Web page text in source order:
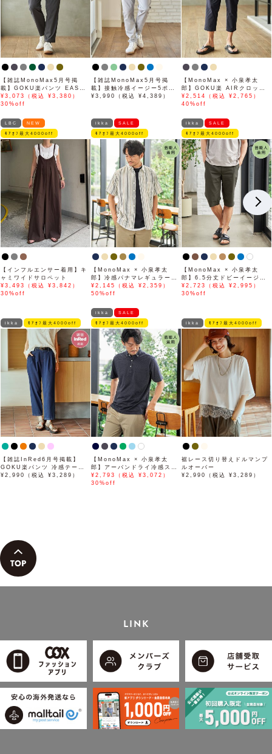
【雑誌MonoMax5月号掲
載】GOKU楽パンツ EASY
STRETCH 冷感アンクル
【接触冷感】「小泉孝太郎さ
¥3,073（税込 ¥3,380）
30%off
【雑誌MonoMax5月号掲
載】接触冷感イージー5ポケ
ット
¥3,990（税込 ¥4,389）
【MonoMax × 小泉孝太
郎】GOKU楽 AIRクロップ
ドパンツ「小泉孝太郎さん着
用モデル」
¥2,514（税込 ¥2,765）
40%off
LBC NEW
ﾓｱｵﾌ最大4000off
【インフルエンサー着用】キ
ャミワイドサロペット
¥3,493（税込 ¥3,842）
30%off
ikka SALE
ﾓｱｵﾌ最大4000off
【MonoMax × 小泉孝太
郎】冷感パナマレギュラーカ
ラー半袖シャツ「小泉孝太郎
さん着用モデル」
¥2,145（税込 ¥2,359）
50%off
ikka SALE
ﾓｱｵﾌ最大4000off
【MonoMax × 小泉孝太
郎】6.5分丈ドビーイージー
ハーフパンツ「小泉孝太郎さ
ん着用モデル」
¥2,723（税込 ¥2,995）
30%off
ikka ﾓｱｵﾌ最大4000off
【雑誌InRed6月号掲載】
GOKU楽パンツ 冷感テーパ
ード【接触冷感】
¥2,990（税込 ¥3,289）
ikka SALE
ﾓｱｵﾌ最大4000off
【MonoMax × 小泉孝太
郎】アーバンドライ冷感スイ
スボタンダウンポロシャツ
「小泉孝太郎さん着用モデ
¥2,793（税込 ¥3,072）
30%off
ikka ﾓｱｵﾌ最大4000off
裾レース切り替えドルマンプ
ルオーバー
¥2,990（税込 ¥3,289）
LINK